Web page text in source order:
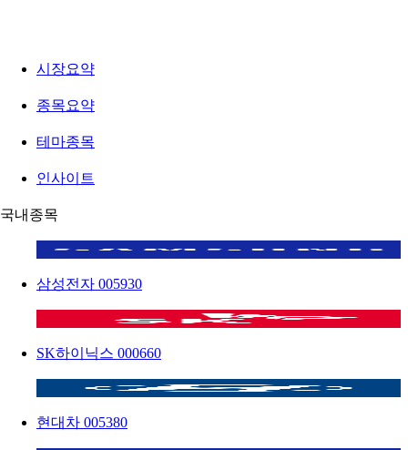
시장요약
종목요약
테마종목
인사이트
국내종목
삼성전자 005930
SK하이닉스 000660
현대차 005380